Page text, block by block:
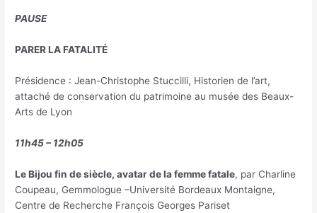
PAUSE
PARER LA FATALITÉ
Présidence : Jean-Christophe Stuccilli, Historien de l’art,
attaché de conservation du patrimoine au musée des Beaux-
Arts de Lyon
11h45 – 12h05
Le Bijou fin de siècle, avatar de la femme fatale, par Charline
Coupeau, Gemmologue –Université Bordeaux Montaigne,
Centre de Recherche François Georges Pariset